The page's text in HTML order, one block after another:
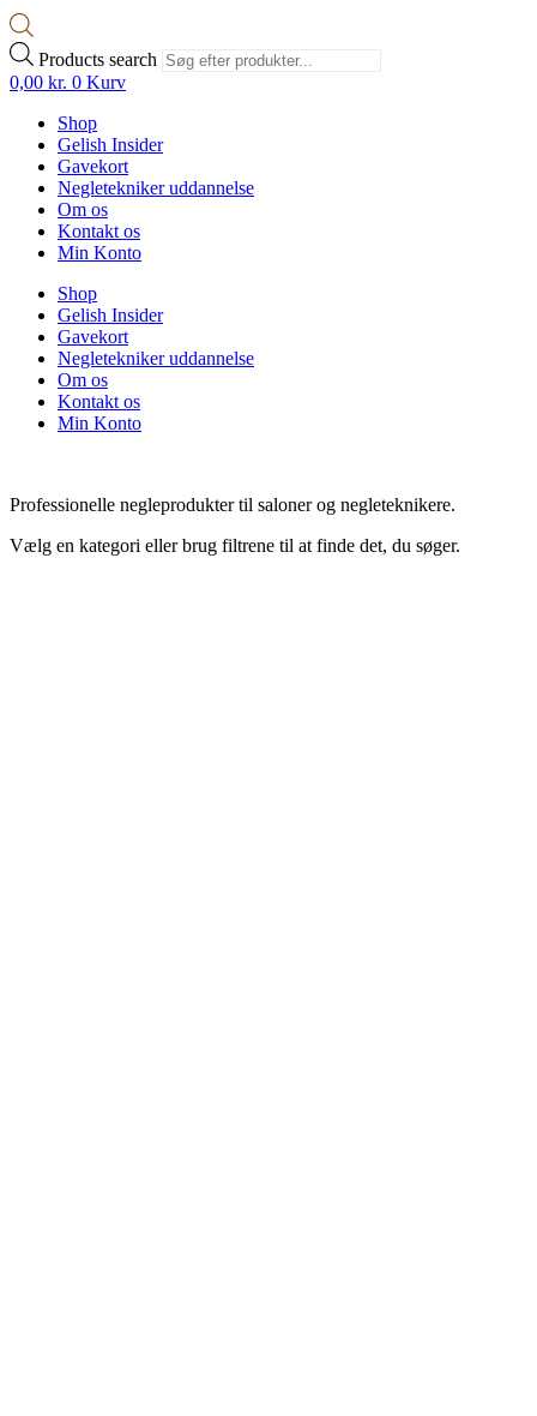
Products search
0,00 kr. 0 Kurv
Shop
Gelish Insider
Gavekort
Negletekniker uddannelse
Om os
Kontakt os
Min Konto
Shop
Gelish Insider
Gavekort
Negletekniker uddannelse
Om os
Kontakt os
Min Konto
Professionelle negleprodukter til saloner og negleteknikere.
Vælg en kategori eller brug filtrene til at finde det, du søger.